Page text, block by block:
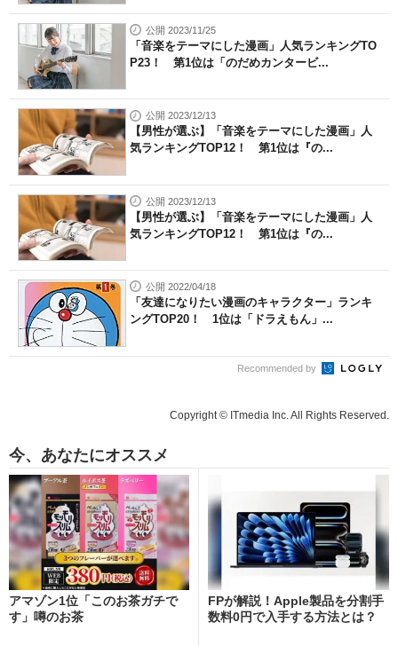
公開 2023/11/25
「音楽をテーマにした漫画」人気ランキングTO
P23！ 第1位は「のだめカンタービ...
公開 2023/12/13
【男性が選ぶ】「音楽をテーマにした漫画」人
気ランキングTOP12！ 第1位は『の...
公開 2023/12/13
【男性が選ぶ】「音楽をテーマにした漫画」人
気ランキングTOP12！ 第1位は『の...
公開 2022/04/18
「友達になりたい漫画のキャラクター」ランキ
ングTOP20！ 1位は「ドラえもん」...
Recommended by
Copyright © ITmedia Inc. All Rights Reserved.
今、あなたにオススメ
アマゾン1位「このお茶ガチで
す」噂のお茶
FPが解説！Apple製品を分割手
数料0円で入手する方法とは？